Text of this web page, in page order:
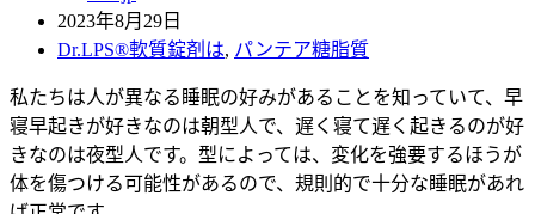
2023年8月29日
Dr.LPS®軟質錠剤は, パンテア糖脂質
私たちは人が異なる睡眠の好みがあることを知っていて、早
寝早起きが好きなのは朝型人で、遅く寝て遅く起きるのが好
きなのは夜型人です。型によっては、変化を強要するほうが
体を傷つける可能性があるので、規則的で十分な睡眠があれ